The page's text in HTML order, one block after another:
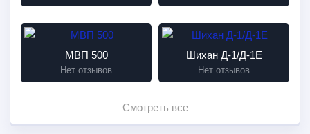
МВП 500
Нет отзывов
Шихан Д-1/Д-1Е
Нет отзывов
Смотреть все